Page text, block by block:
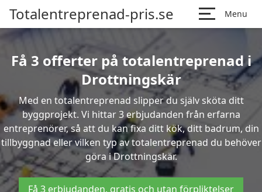
Totalentreprenad-pris.se Menu
Få 3 offerter på totalentreprenad i
Drottningskär
Med en totalentreprenad slipper du själv sköta ditt
byggprojekt. Vi hittar 3 erbjudanden från erfarna
entreprenörer, så att du kan fixa ditt kök, ditt badrum, din
tillbyggnad eller vilken typ av totalentreprenad du behöver
göra i Drottningskär.
Få 3 erbjudanden, gratis och utan förpliktelser